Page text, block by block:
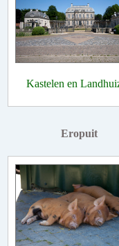
Kastelen en
Eropuit